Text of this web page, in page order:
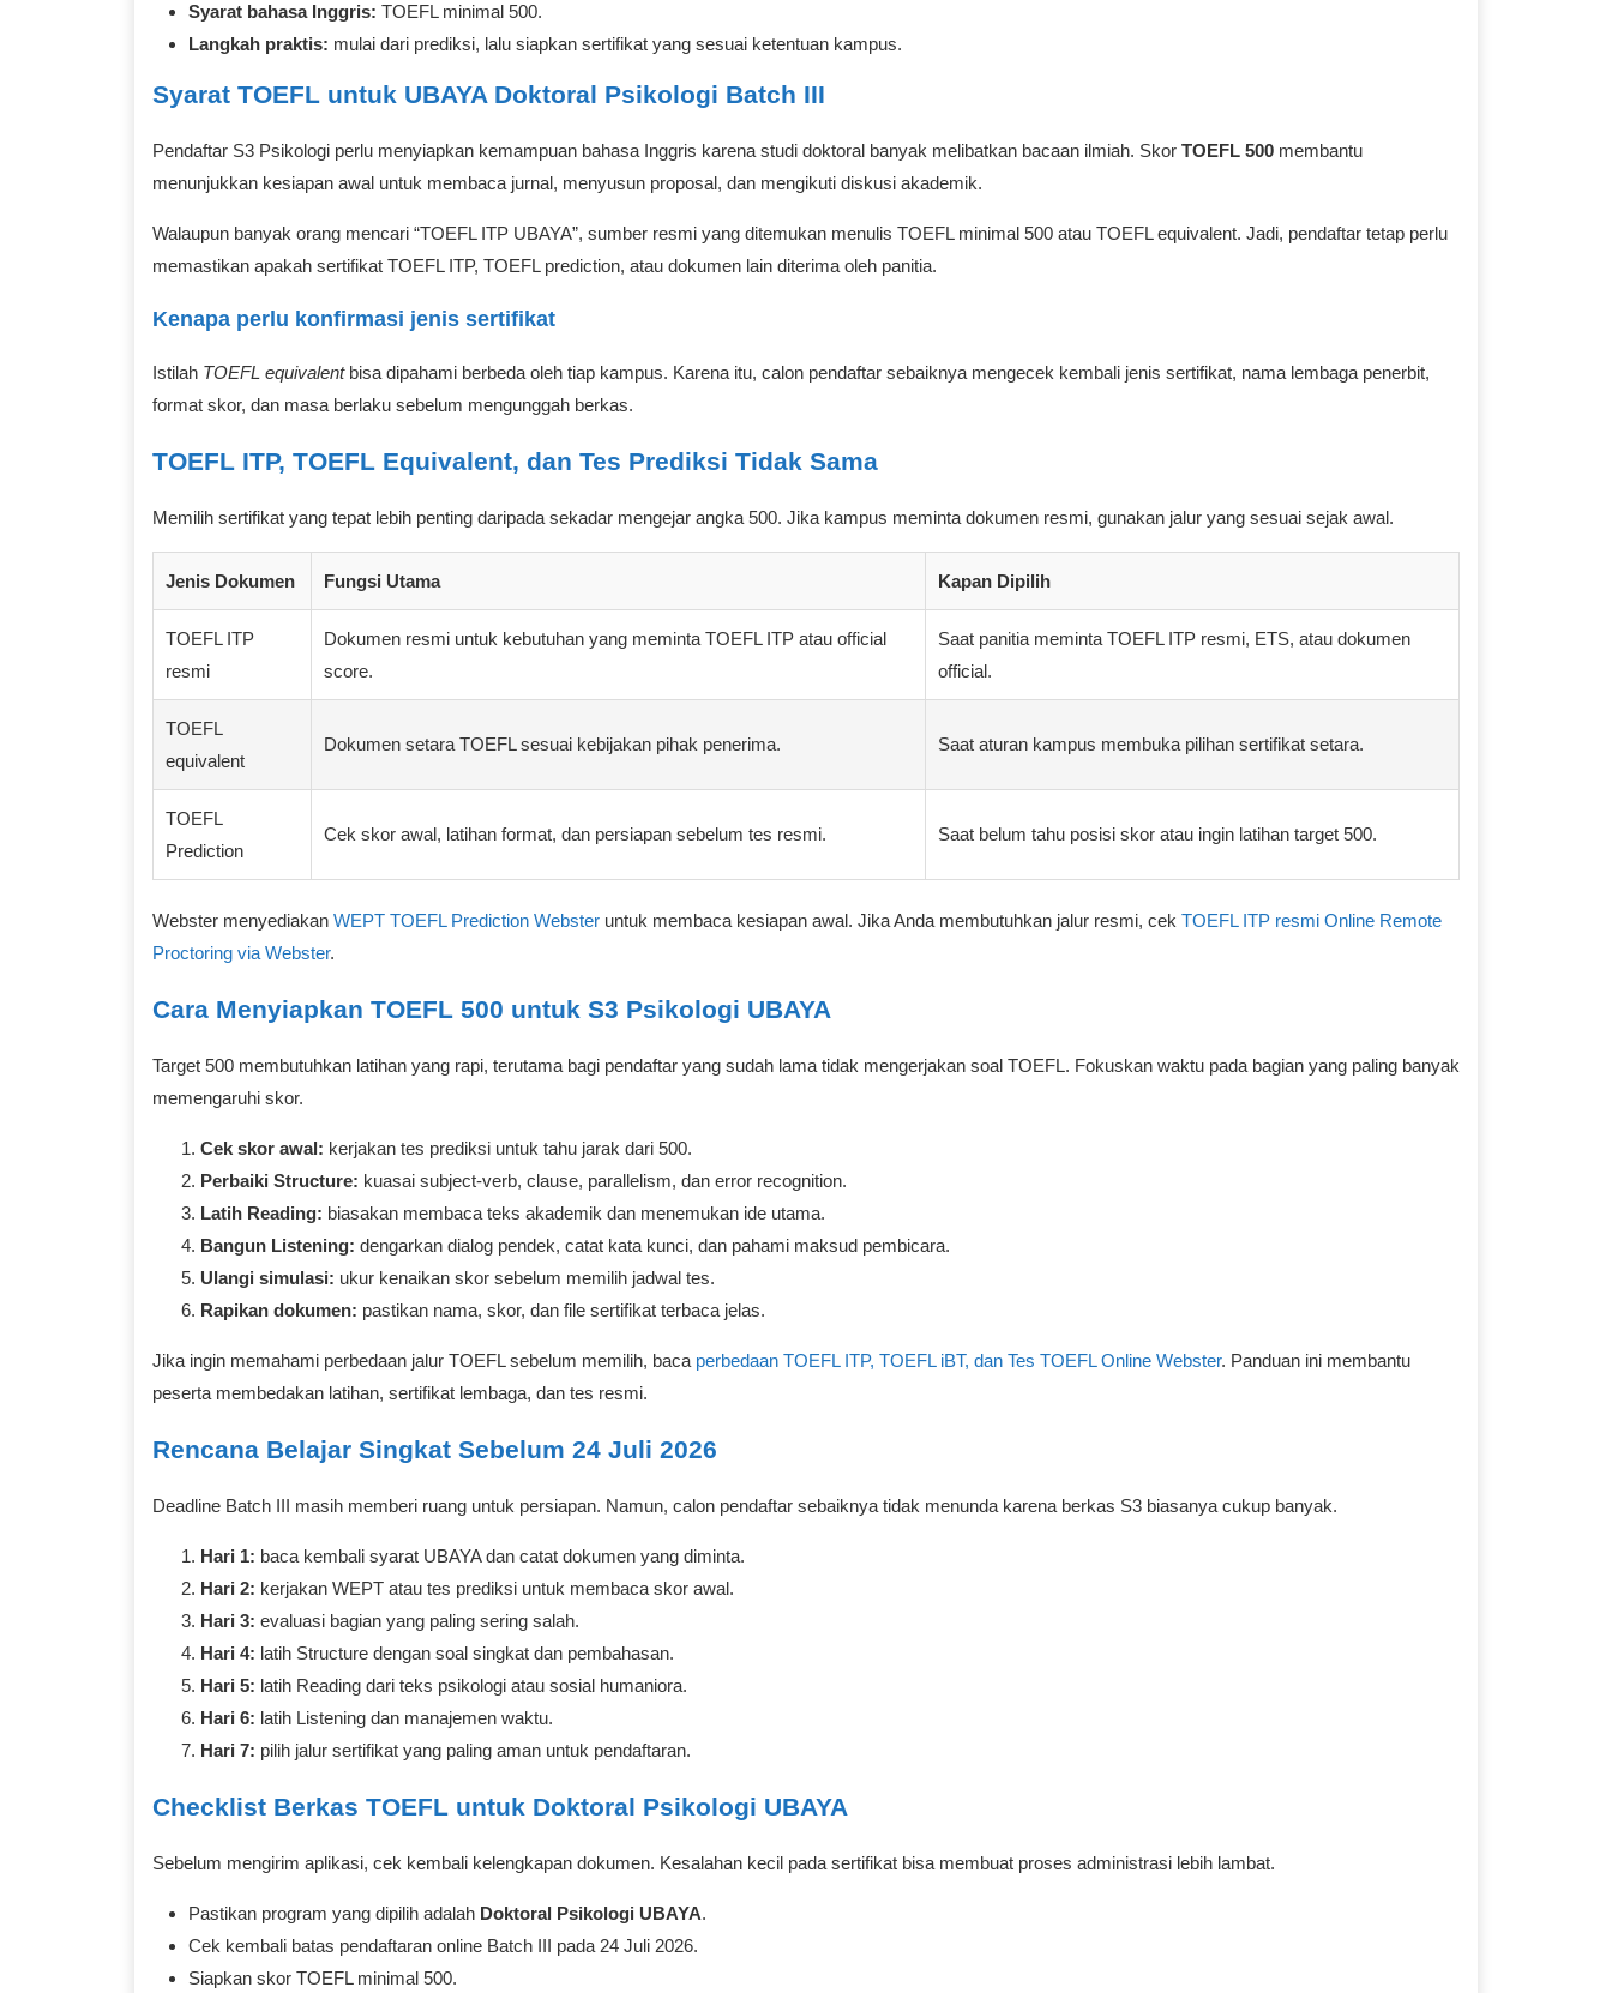
Syarat bahasa Inggris: TOEFL minimal 500.
Langkah praktis: mulai dari prediksi, lalu siapkan sertifikat yang sesuai ketentuan kampus.
Syarat TOEFL untuk UBAYA Doktoral Psikologi Batch III
Pendaftar S3 Psikologi perlu menyiapkan kemampuan bahasa Inggris karena studi doktoral banyak melibatkan bacaan ilmiah. Skor TOEFL 500 membantu
menunjukkan kesiapan awal untuk membaca jurnal, menyusun proposal, dan mengikuti diskusi akademik.
Walaupun banyak orang mencari “TOEFL ITP UBAYA”, sumber resmi yang ditemukan menulis TOEFL minimal 500 atau TOEFL equivalent. Jadi, pendaftar tetap perlu
memastikan apakah sertifikat TOEFL ITP, TOEFL prediction, atau dokumen lain diterima oleh panitia.
Kenapa perlu konfirmasi jenis sertifikat
Istilah TOEFL equivalentbisa dipahami berbeda oleh tiap kampus. Karena itu, calon pendaftar sebaiknya mengecek kembali jenis sertifikat, nama lembaga penerbit,
format skor, dan masa berlaku sebelum mengunggah berkas.
TOEFL ITP, TOEFL Equivalent, dan Tes Prediksi Tidak Sama
Memilih sertifikat yang tepat lebih penting daripada sekadar mengejar angka 500. Jika kampus meminta dokumen resmi, gunakan jalur yang sesuai sejak awal.
Jenis Dokumen Fungsi Utama Kapan Dipilih
TOEFL ITP
resmi
Dokumen resmi untuk kebutuhan yang meminta TOEFL ITP atau official
score.
Saat panitia meminta TOEFL ITP resmi, ETS, atau dokumen
official.
TOEFL
equivalent
Dokumen setara TOEFL sesuai kebijakan pihak penerima. Saat aturan kampus membuka pilihan sertifikat setara.
TOEFL
Prediction
Cek skor awal, latihan format, dan persiapan sebelum tes resmi. Saat belum tahu posisi skor atau ingin latihan target 500.
Webster menyediakan WEPT TOEFL Prediction Webster untuk membaca kesiapan awal. Jika Anda membutuhkan jalur resmi, cek TOEFL ITP resmi Online Remote
Proctoring via Webster.
Cara Menyiapkan TOEFL 500 untuk S3 Psikologi UBAYA
Target 500 membutuhkan latihan yang rapi, terutama bagi pendaftar yang sudah lama tidak mengerjakan soal TOEFL. Fokuskan waktu pada bagian yang paling banyak
memengaruhi skor.
Cek skor awal: kerjakan tes prediksi untuk tahu jarak dari 500.
Perbaiki Structure: kuasai subject-verb, clause, parallelism, dan error recognition.
Latih Reading: biasakan membaca teks akademik dan menemukan ide utama.
Bangun Listening: dengarkan dialog pendek, catat kata kunci, dan pahami maksud pembicara.
Ulangi simulasi: ukur kenaikan skor sebelum memilih jadwal tes.
Rapikan dokumen: pastikan nama, skor, dan file sertifikat terbaca jelas.
Jika ingin memahami perbedaan jalur TOEFL sebelum memilih, baca perbedaan TOEFL ITP, TOEFL iBT, dan Tes TOEFL Online Webster. Panduan ini membantu
peserta membedakan latihan, sertifikat lembaga, dan tes resmi.
Rencana Belajar Singkat Sebelum 24 Juli 2026
Deadline Batch III masih memberi ruang untuk persiapan. Namun, calon pendaftar sebaiknya tidak menunda karena berkas S3 biasanya cukup banyak.
Hari 1: baca kembali syarat UBAYA dan catat dokumen yang diminta.
Hari 2: kerjakan WEPT atau tes prediksi untuk membaca skor awal.
Hari 3: evaluasi bagian yang paling sering salah.
Hari 4: latih Structure dengan soal singkat dan pembahasan.
Hari 5: latih Reading dari teks psikologi atau sosial humaniora.
Hari 6: latih Listening dan manajemen waktu.
Hari 7: pilih jalur sertifikat yang paling aman untuk pendaftaran.
Checklist Berkas TOEFL untuk Doktoral Psikologi UBAYA
Sebelum mengirim aplikasi, cek kembali kelengkapan dokumen. Kesalahan kecil pada sertifikat bisa membuat proses administrasi lebih lambat.
Pastikan program yang dipilih adalah Doktoral Psikologi UBAYA.
Cek kembali batas pendaftaran online Batch III pada 24 Juli 2026.
Siapkan skor TOEFL minimal 500.